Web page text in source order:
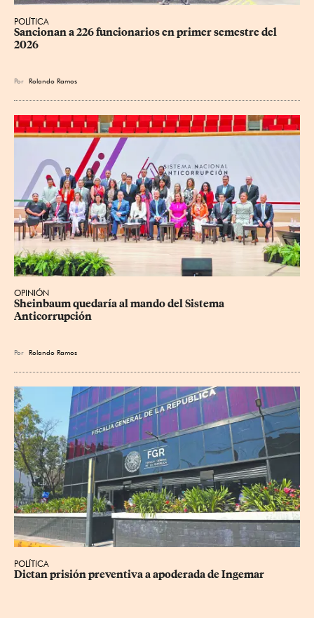
POLÍTICA
Sancionan a 226 funcionarios en primer semestre del
2026
Por Rolando Ramos
OPINIÓN
Sheinbaum quedaría al mando del Sistema
Anticorrupción
Por Rolando Ramos
POLÍTICA
Dictan prisión preventiva a apoderada de Ingemar